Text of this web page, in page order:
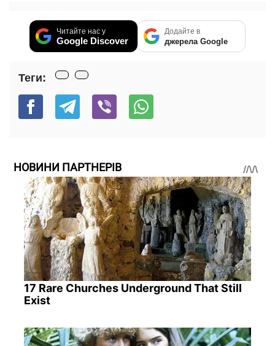
Читайте нас у
Google Discover
Додайте в
джерела Google
Теги:
НОВИНИ ПАРТНЕРІВ
17 Rare Churches Underground That Still
Exist